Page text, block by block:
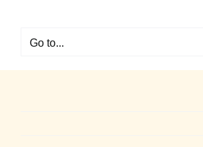
contentGo to...